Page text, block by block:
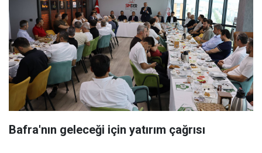
Bafra'nın geleceği için yatırım çağrısı